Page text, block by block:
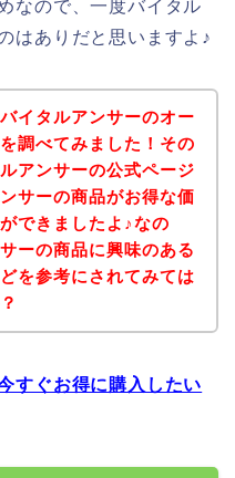
なので、一度バイタル
はありだと思いますよ♪
イタルアンサーのオー
調べてみました！その
アンサーの公式ページ
サーの商品がお得な価
できましたよ♪なの
ーの商品に興味のある
を参考にされてみては
すぐお得に購入したい